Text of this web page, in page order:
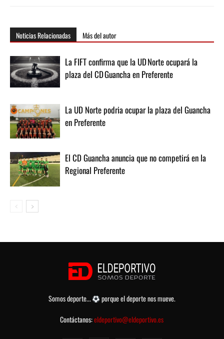
Noticias Relacionadas Más del autor
La FIFT confirma que la UD Norte ocupará la
plaza del CD Guancha en Preferente
La UD Norte podria ocupar la plaza del Guancha
en Preferente
El CD Guancha anuncia que no competirá en la
Regional Preferente
Somos deporte...
porque el deporte nos mueve.
Contáctanos:eldeportivo@eldeportivo.es